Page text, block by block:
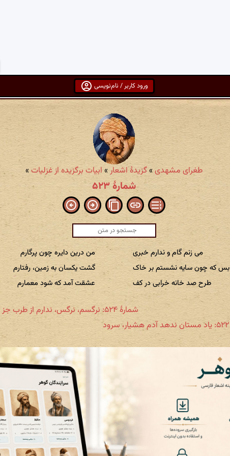
ورود کاربر / نام‌نویسی
طغرای مشهدی »گزیدهٔ اشعار» ابیات برگزیده از غزلیات»
شمارهٔ ۵۲۳
می زنم گام و ندارم خبری
من درین دایره چون پرگارم
بس که چون سایه نشستم بر خاک
گشت یکسان به زمین، رفتارم
طرح صد خانه خرابی در کف
عشقت آمد که شود معمارم
شمارهٔ ۵۲۴: نرگسم، نرگس، ندارم از طرب جز تهمتی